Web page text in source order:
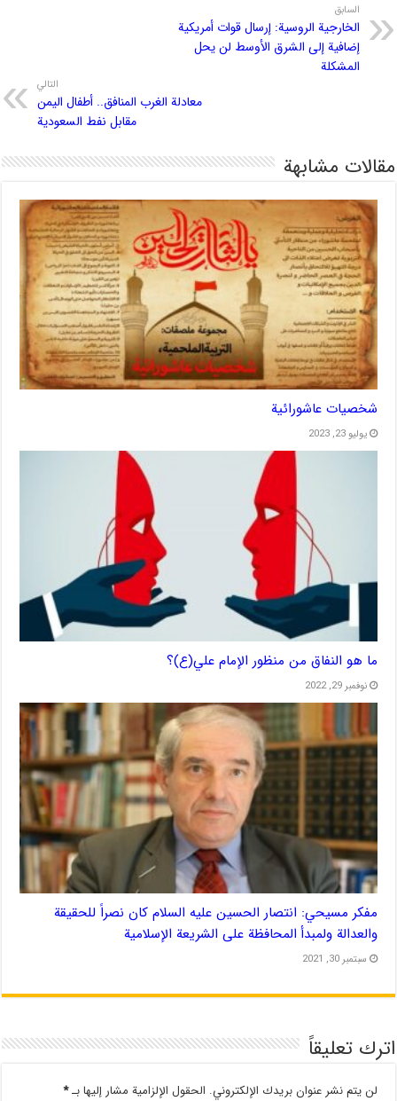
السابق
الخارجية الروسية: إرسال قوات أمريكية
إضافية إلى الشرق الأوسط لن يحل
المشكلة
التالي
معادلة الغرب المنافق.. أطفال اليمن
مقابل نفط السعودية
مقالات مشابهة
شخصیات عاشورائیة
يوليو 23, 2023
ما هو النفاق من منظور الإمام علي(ع)؟
نوفمبر 29, 2022
مفكر مسيحي: انتصار الحسين عليه السلام كان نصراً للحقيقة
والعدالة ولمبدأ المحافظة على الشريعة الإسلامية
سبتمبر 30, 2021
اترك تعليقاً
لن يتم نشر عنوان بريدك الإلكتروني. الحقول الإلزامية مشار إليها بـ*